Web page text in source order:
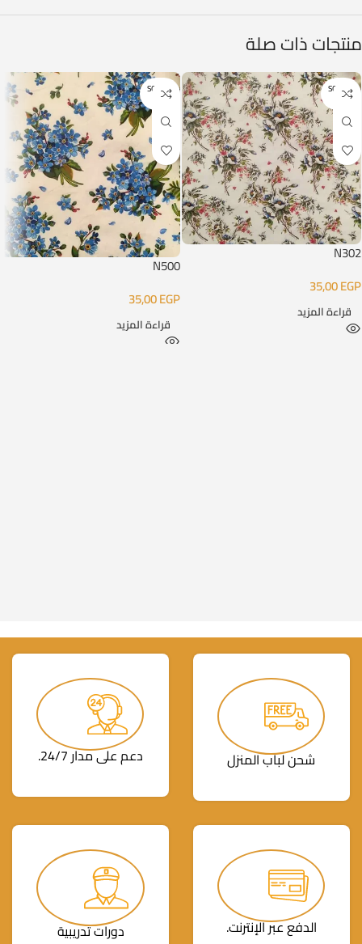
منتجات ذات صلة
SOLD O
UT
N302
35,00EGP
قراءة المزيد
SOLD O
UT
N500
35,00EGP
قراءة المزيد
شحن لباب المنزل دعم على مدار 24/7.
الدفع عبر الإنترنت. دورات تدريبية